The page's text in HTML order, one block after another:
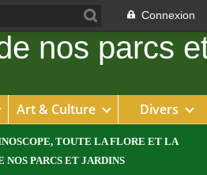
Connexion
Art & Culture Divers
TOUTE LA FLORE ET LA
NOS PARCS ET JARDINS